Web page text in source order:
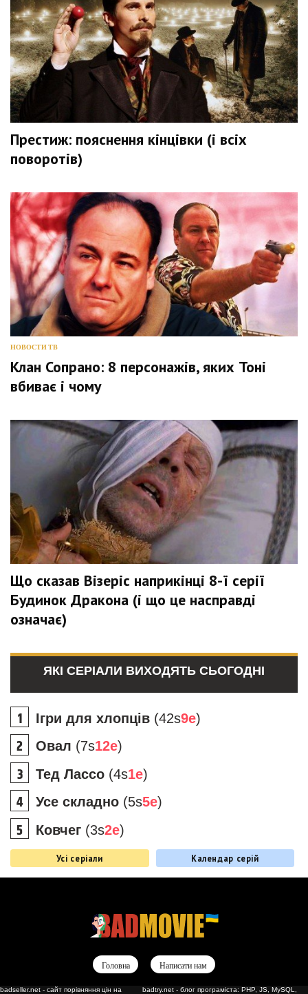
Престиж: пояснення кінцівки (і всіх
поворотів)
НОВОСТИ ТВ
Клан Сопрано: 8 персонажів, яких Тоні
вбиває і чому
Що сказав Візеріс наприкінці 8-ї серії
Будинок Дракона (і що це насправді
означає)
ЯКІ СЕРІАЛИ ВИХОДЯТЬ СЬОГОДНІ
Ігри для хлопців (42s9e)
Овал (7s12e)
Тед Лассо (4s1e)
Усе складно (5s5e)
Ковчег (3s2e)
Усі серіали Календар серій
Головна Написати нам
badseller.net - сайт порівняння цін на
badtry.net - блог програміста: PHP, JS, MySQL,